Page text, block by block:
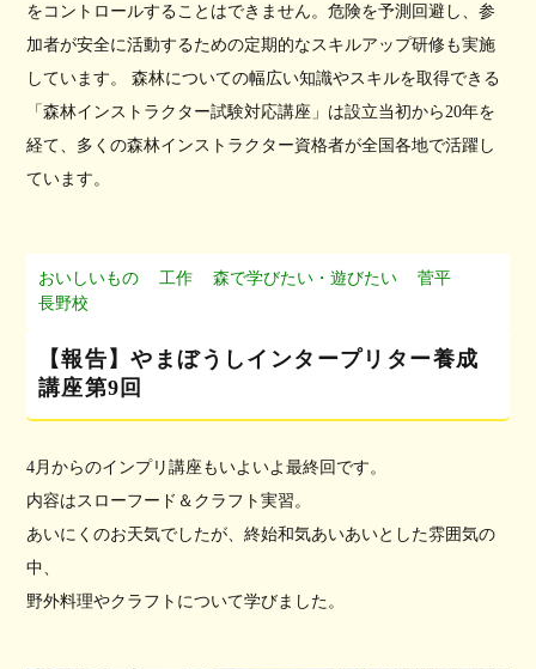
をコントロールすることはできません。危険を予測回避し、参
加者が安全に活動するための定期的なスキルアップ研修も実施
しています。 森林についての幅広い知識やスキルを取得できる
「森林インストラクター試験対応講座」は設立当初から20年を
経て、多くの森林インストラクター資格者が全国各地で活躍し
ています。
おいしいもの 工作 森で学びたい・遊びたい
菅平
長野校
【報告】やまぼうしインタープリター養成
講座第9回
4月からのインプリ講座もいよいよ最終回です。
内容はスローフード＆クラフト実習。
あいにくのお天気でしたが、終始和気あいあいとした雰囲気の
中、
野外料理やクラフトについて学びました。